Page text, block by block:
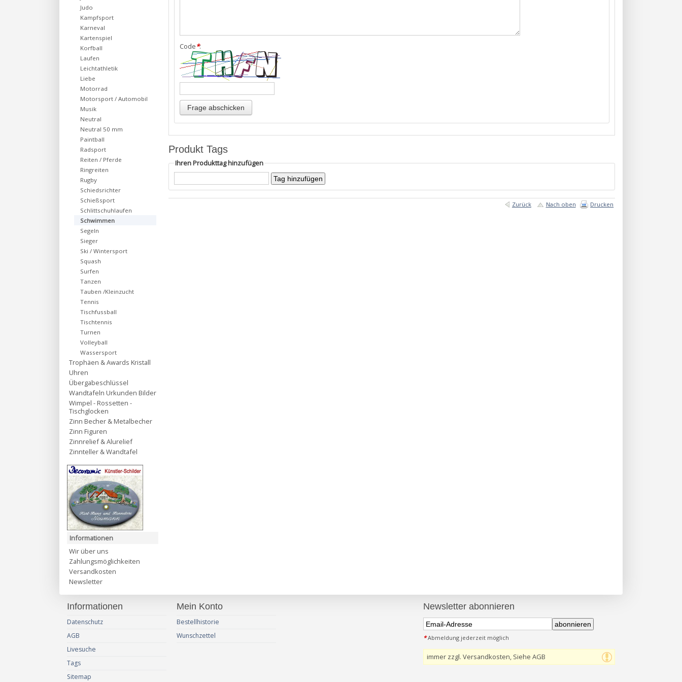
Code*:
Produkt Tags
Ihren Produkttag hinzufügen
Zurück Nach oben Drucken
Judo
Kampfsport
Karneval
Kartenspiel
Korfball
Laufen
Leichtathletik
Liebe
Motorrad
Motorsport / Automobil
Musik
Neutral
Neutral 50 mm
Paintball
Radsport
Reiten / Pferde
Ringreiten
Rugby
Schiedsrichter
Schießsport
Schlittschuhlaufen
Schwimmen
Segeln
Sieger
Ski / Wintersport
Squash
Surfen
Tanzen
Tauben /Kleinzucht
Tennis
Tischfussball
Tischtennis
Turnen
Volleyball
Wassersport
Trophäen & Awards Kristall
Uhren
Übergabeschlüssel
Wandtafeln Urkunden Bilder
Wimpel - Rossetten -
Tischglocken
Zinn Becher & Metalbecher
Zinn Figuren
Zinnrelief & Alurelief
Zinnteller & Wandtafel
Informationen
Wir über uns
Zahlungsmöglichkeiten
Versandkosten
Newsletter
Informationen
Datenschutz
AGB
Livesuche
Tags
Sitemap
Mein Konto
Bestellhistorie
Wunschzettel
Newsletter abonnieren
abonnieren
*Abmeldung jederzeit möglich
immer zzgl. Versandkosten, Siehe AGB